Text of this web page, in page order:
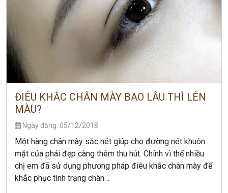
ĐIÊU KHẮC CHÂN MÀY BAO LÂU THÌ LÊN
MÀU?
Ngày đăng: 05/12/2018
Một hàng chân mày sắc nét giúp cho đường nét khuôn
mặt của phái đẹp càng thêm thu hút. Chính vì thế nhiều
chị em đã sử dụng phương pháp điêu khắc chân mày để
khắc phục tình trạng chân…